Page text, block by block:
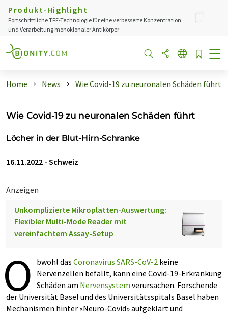
Produkt-Highlight
Fortschrittliche TFF-Technologie für eine verbesserte Konzentration
und Verarbeitung monoklonaler Antikörper
Home News Wie Covid-19 zu neuronalen Schäden führt
Wie Covid-19 zu neuronalen Schäden führt
Löcher in der Blut-Hirn-Schranke
16.11.2022 - Schweiz
Anzeigen
Unkomplizierte Mikroplatten-Auswertung:
Flexibler Multi-Mode Reader mit
vereinfachtem Assay-Setup
O bwohl das Coronavirus SARS-CoV-2 keine
Nervenzellen befällt, kann eine Covid-19-Erkrankung
Schäden am Nervensystem verursachen. Forschende
der Universität Basel und des Universitätsspitals Basel haben
Mechanismen hinter «Neuro-Covid» aufgeklärt und